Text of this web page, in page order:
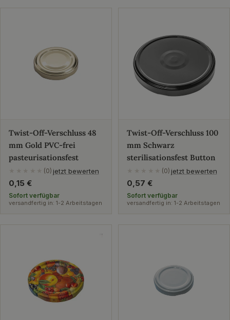
Twist-Off-Verschluss 48
mm Gold PVC-frei
pasteurisationsfest
(0) jetzt bewerten
Regulärer
Preis
0,15 €
Sofort verfügbar
versandfertig in: 1-2 Arbeitstagen
Twist-Off-Verschluss 100
mm Schwarz
sterilisationsfest Button
(0) jetzt bewerten
Regulärer
Preis
0,57 €
Sofort verfügbar
versandfertig in: 1-2 Arbeitstagen